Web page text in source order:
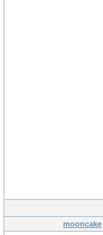
mooncake